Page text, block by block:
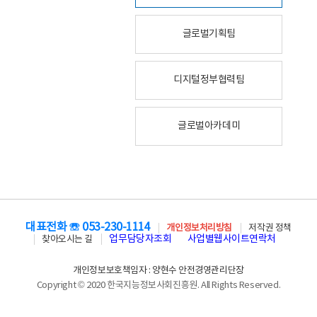
글로벌기획팀
디지털정부협력팀
글로벌아카데미
대표전화 ☏ 053-230-1114 개인정보처리방침
저작권 정책
찾아오시는 길
업무담당자조회 사업별웹사이트연락처
개인정보보호책임자 : 양현수 안전경영관리단장
Copyright © 2020 한국지능정보사회진흥원. All Rights Reserved.